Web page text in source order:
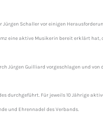
Schaller vor einigen
eine aktive Musikerin bereit erklärt hat,
Jürgen Guilliard vorgeschlagen und
durchgeführt. Für jeweils 10 Jährige
und Ehrennadel des Verbands.